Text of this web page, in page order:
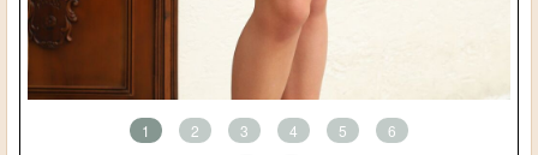
1 2 3 4 5 6